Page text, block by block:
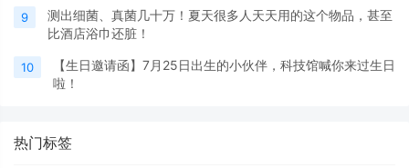
9
测出细菌、真菌几十万！夏天很多人天天用的这个物品，甚至
比酒店浴巾还脏！
10
【生日邀请函】7月25日出生的小伙伴，科技馆喊你来过生日
啦！
热门标签